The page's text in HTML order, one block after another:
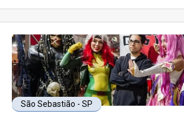
São Sebastião - SP